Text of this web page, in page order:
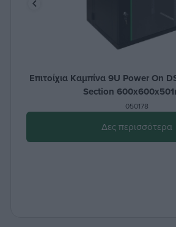
Επιτοίχια Καμπίνα 9U Power On
Section
050178
Δες περισσότερα